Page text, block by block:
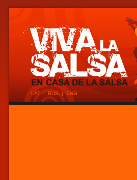
LAT | RUS | ENG